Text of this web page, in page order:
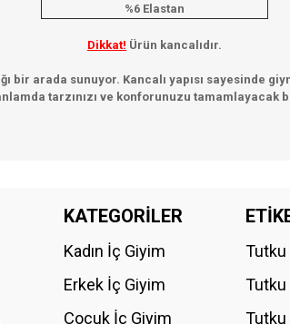
%6 Elastan
Dikkat! Ürün kancalıdır.
bir arada sunuyor. Kancalı yapısı
tarzınızı ve konforunuzu tamamlayacak
Bu ürüne ilk yorumu siz yapın!
KATEGORİLER
Kadın İç Giyim
Erkek İç Giyim
Çocuk İç Giyim
Tutku
Tutku
Tutku